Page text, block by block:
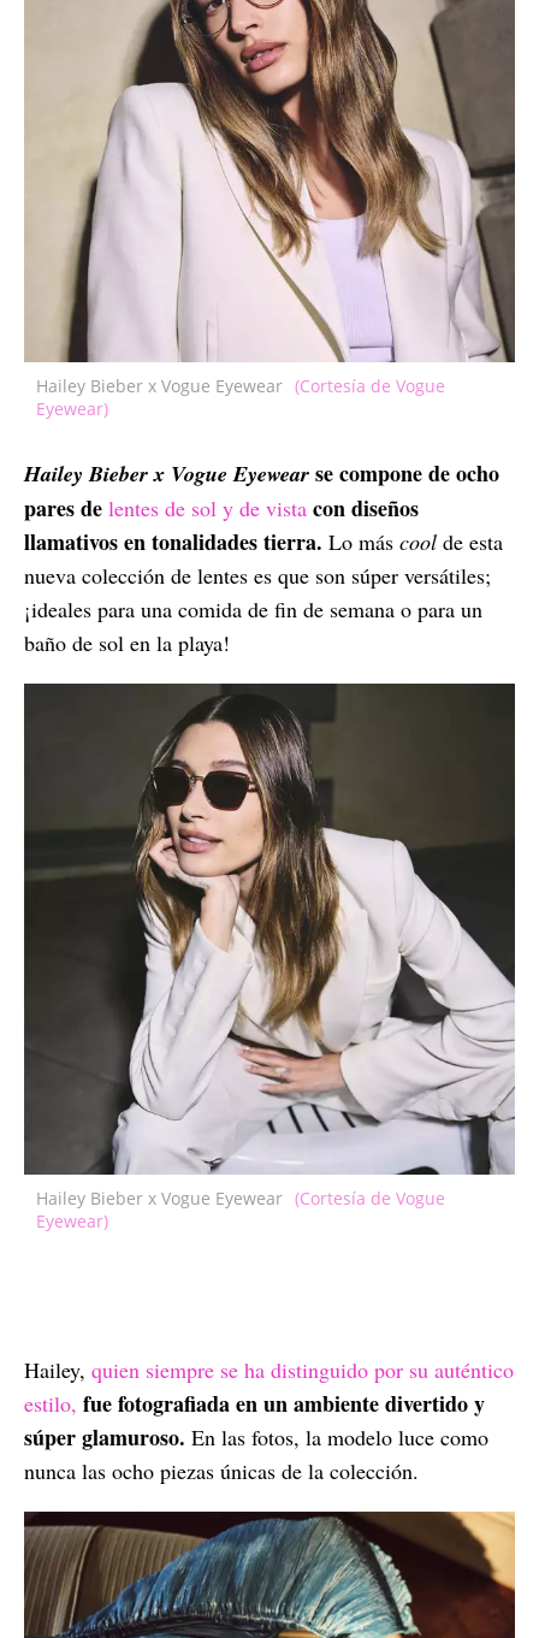
Hailey Bieber x Vogue Eyewear (Cortesía de Vogue
Eyewear)
Hailey Bieber x Vogue Eyewear se compone de ocho
pares de lentes de sol y de vista con diseños
llamativos en tonalidades tierra. Lo más cool de esta
nueva colección de lentes es que son súper versátiles;
¡ideales para una comida de fin de semana o para un
baño de sol en la playa!
Hailey Bieber x Vogue Eyewear (Cortesía de Vogue
Eyewear)
Hailey, quien siempre se ha distinguido por su auténtico
estilo, fue fotografiada en un ambiente divertido y
súper glamuroso. En las fotos, la modelo luce como
nunca las ocho piezas únicas de la colección.